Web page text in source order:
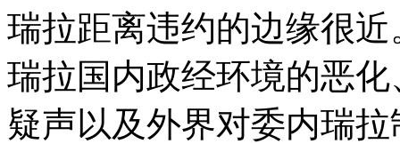
瑞拉距离违约的边缘很
瑞拉国内政经环境的恶
疑声以及外界对委内瑞